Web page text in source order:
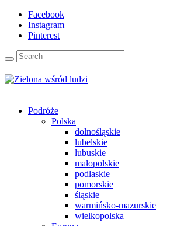
Facebook
Instagram
Pinterest
Podróże
Polska
dolnośląskie
lubelskie
lubuskie
małopolskie
podlaskie
pomorskie
śląskie
warmińsko-mazurskie
wielkopolska